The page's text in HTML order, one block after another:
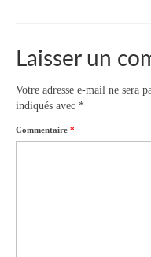
Laisser un
Votre adresse e-mail ne sera
indiqués avec *
Commentaire *